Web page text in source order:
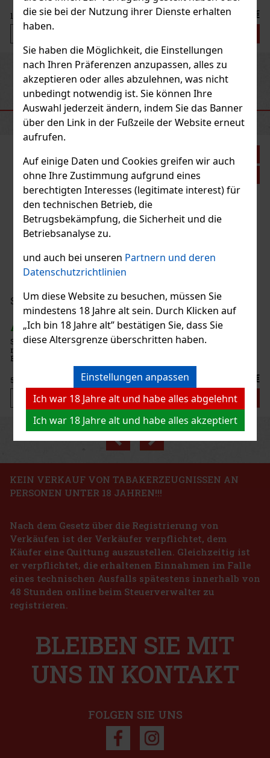
die sie bei der Nutzung ihrer Dienste erhalten
haben.
Sie haben die Möglichkeit, die Einstellungen
nach Ihren Präferenzen anzupassen, alles zu
akzeptieren oder alles abzulehnen, was nicht
unbedingt notwendig ist. Sie können Ihre
Auswahl jederzeit ändern, indem Sie das Banner
über den Link in der Fußzeile der Website erneut
aufrufen.
Auf einige Daten und Cookies greifen wir auch
ohne Ihre Zustimmung aufgrund eines
berechtigten Interesses (legitimate interest) für
den technischen Betrieb, die
Betrugsbekämpfung, die Sicherheit und die
Betriebsanalyse zu.
und auch bei unseren Partnern und deren
Datenschutzrichtlinien
Um diese Website zu besuchen, müssen Sie
mindestens 18 Jahre alt sein. Durch Klicken auf
„Ich bin 18 Jahre alt” bestätigen Sie, dass Sie
diese Altersgrenze überschritten haben.
Einstellungen anpassen
Ich war 18 Jahre alt und habe alles abgelehnt
Ich war 18 Jahre alt und habe alles akzeptiert
in Esteli, Condega und Jalapa
13.90 €
Punk 1/24
aus erlesenen Tabaksorten aus
stammt aus Sumatra und die
Deckblatt aus Nicaragua
5.30 €
Bestellen
Aktion
1/24
7.90 €
Bestellen
PreviousNext
EMPFOHLENE PRODUKTE
Rabatt: 21%
Aktion
heller Wasserpfeifentabak
Mischung aus Himbeeren und
6.40 €
Bestellen
de Cinco Sampler 4er
Bestellen
Rabatt: 50%
Aktion
PreviousNext
KEIN VERKAUF VON TABAKERZEUGNISSEN AN
PERSONEN UNTER 18 JAHREN!!!
Nach dem Gesetz über die Registrierung von
Verkäufen ist der Verkäufer verpflichtet, dem
Käufer eine Quittung auszustellen. Gleichzeitig ist
er verpflichtet, die erhaltenen Einnahmen im Falle
eines technischen Ausfalls spätestens innerhalb von
48 Stunden online beim Steuerverwalter zu
registrieren.
BLEIBEN SIE MIT
UNS IN KONTAKT
FOLGEN SIE UNS